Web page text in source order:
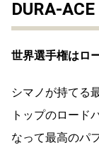
DURA-
世界選手権はロ
シマノが持てる
トップのロード
なって最高のパ